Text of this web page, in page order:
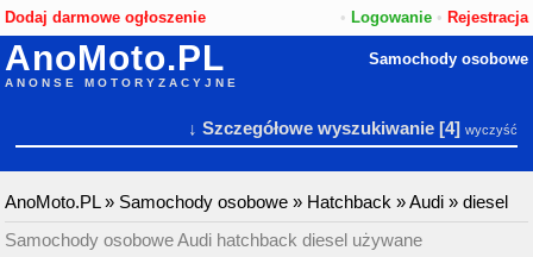
Dodaj darmowe ogłoszenie • Logowanie• Rejestracja
AnoMoto.PL
ANONSE MOTORYZACYJNE
Samochody osobowe
↓ Szczegółowe wyszukiwanie[4] wyczyść
AnoMoto.PL» Samochody osobowe » Hatchback »Audi »diesel
Samochody osobowe Audi hatchback diesel używane